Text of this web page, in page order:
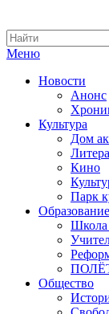
Меню
Новости
Анонс
Культура
Дом
Кино
Парк
Образование
Школа
ПОЛЁТ
Общество